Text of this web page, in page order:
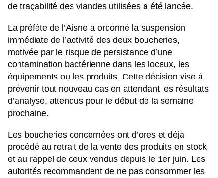
de traçabilité des viandes utilisées a été lancée.
La préfète de l’Aisne a ordonné la suspension
immédiate de l’activité des deux boucheries,
motivée par le risque de persistance d’une
contamination bactérienne dans les locaux, les
équipements ou les produits. Cette décision vise à
prévenir tout nouveau cas en attendant les résultats
d’analyse, attendus pour le début de la semaine
prochaine.
Les boucheries concernées ont d’ores et déjà
procédé au retrait de la vente des produits en stock
et au rappel de ceux vendus depuis le 1er juin. Les
autorités recommandent de ne pas consommer les